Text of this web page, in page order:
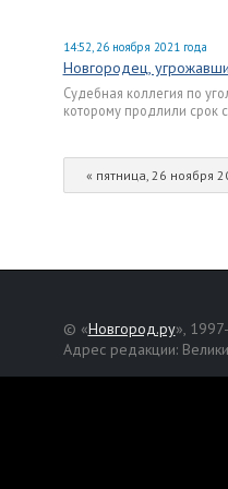
14:52, 26 ноября 2021 года
Новгородец,
Судебная коллегия по
которому продлили срок
« пятница, 26 ноября
© «Новгород.ру»,
Адрес редакции: